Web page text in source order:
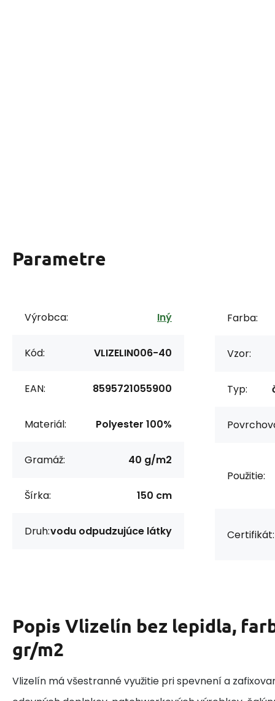
Parametre
Výrobca: Iný
Kód: VLIZELIN006-40
EAN: 8595721055900
Materiál: Polyester 100%
Gramáž: 40 g/m2
Šírka: 150 cm
Druh:vodu odpudzujúce látky
Farba:
Vzor:
Typ:
Použitie:
Certifikát:
Popis Vlizelín bez lepidla,
gr/m2
Vlizelín má všestranné využitie pri spevnení a